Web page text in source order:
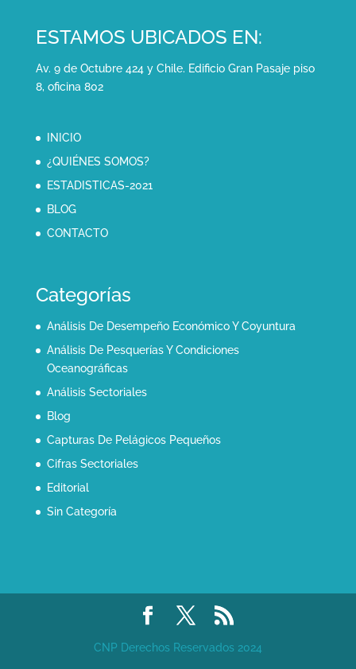
ESTAMOS UBICADOS EN:
Av. 9 de Octubre 424 y Chile. Edificio Gran Pasaje piso
8, oficina 802
INICIO
¿QUIÉNES SOMOS?
ESTADISTICAS-2021
BLOG
CONTACTO
Categorías
Análisis De Desempeño Económico Y Coyuntura
Análisis De Pesquerías Y Condiciones
Oceanográficas
Análisis Sectoriales
Blog
Capturas De Pelágicos Pequeños
Cifras Sectoriales
Editorial
Sin Categoría
CNP Derechos Reservados 2024